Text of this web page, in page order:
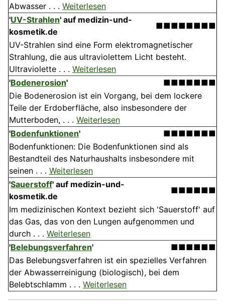
Abwasser . . . Weiterlesen
'UV-Strahlen' auf medizin-und-
kosmetik.de
■■■■■■■■
UV-Strahlen sind eine Form elektromagnetischer
Strahlung, die aus ultraviolettem Licht besteht.
Ultraviolette . . . Weiterlesen
'Bodenerosion'
■■■■■■■
Die Bodenerosion ist ein Vorgang, bei dem lockere
Teile der Erdoberfläche, also insbesondere der
Mutterboden, . . . Weiterlesen
'Bodenfunktionen'
■■■■■■■
Bodenfunktionen: Die Boden­funktionen sind als
Bestandteil des Naturhaushalts insbesondere mit
seinen . . . Weiterlesen
'Sauerstoff' auf medizin-und-
kosmetik.de
■■■■■■
Im medizinischen Kontext bezieht sich 'Sauerstoff' auf
das Gas, das von den Lungen aufgenommen und
durch . . . Weiterlesen
'Belebungsverfahren'
■■■■■■
Das Belebungsverfahren ist ein spezielles Verfahren
der Abwasserreinigung (biologisch), bei dem
Belebtschlamm . . . Weiterlesen